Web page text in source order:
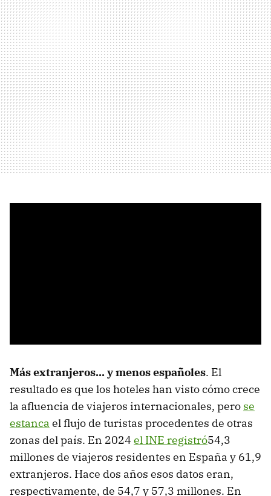
Más extranjeros... y menos españoles. El
resultado es que los hoteles han visto cómo crece
la afluencia de viajeros internacionales, pero se
estanca el flujo de turistas procedentes de otras
zonas del país. En 2024 el INE registró54,3
millones de viajeros residentes en España y 61,9
extranjeros. Hace dos años esos datos eran,
respectivamente, de 54,7 y 57,3 millones. En